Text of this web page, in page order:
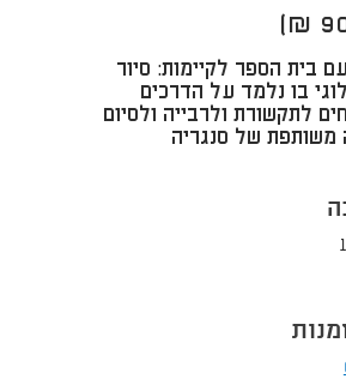
בית הספר לקיימות: סיור
בו נלמד על הדרכים
לתקשורת ולרבייה ולסיום
משותפת של סנגריה​